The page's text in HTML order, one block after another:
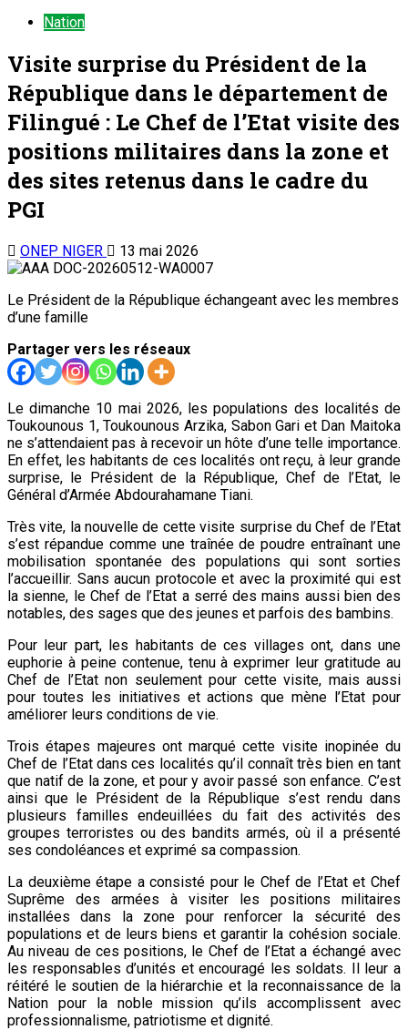
Nation
Visite surprise du Président de la
République dans le département de
Filingué : Le Chef de l’Etat visite des
positions militaires dans la zone et
des sites retenus dans le cadre du
PGI
ONEP NIGER 13 mai 2026
Le Président de la République échangeant avec les membres
d’une famille
Partager vers les réseaux
Le dimanche 10 mai 2026, les populations des localités de
Toukounous 1, Toukounous Arzika, Sabon Gari et Dan Maitoka
ne s’attendaient pas à recevoir un hôte d’une telle importance.
En effet, les habitants de ces localités ont reçu, à leur grande
surprise, le Président de la République, Chef de l’Etat, le
Général d’Armée Abdourahamane Tiani.
Très vite, la nouvelle de cette visite surprise du Chef de l’Etat
s’est répandue comme une traînée de poudre entraînant une
mobilisation spontanée des populations qui sont sorties
l’accueillir. Sans aucun protocole et avec la proximité qui est
la sienne, le Chef de l’Etat a serré des mains aussi bien des
notables, des sages que des jeunes et parfois des bambins.
Pour leur part, les habitants de ces villages ont, dans une
euphorie à peine contenue, tenu à exprimer leur gratitude au
Chef de l’Etat non seulement pour cette visite, mais aussi
pour toutes les initiatives et actions que mène l’Etat pour
améliorer leurs conditions de vie.
Trois étapes majeures ont marqué cette visite inopinée du
Chef de l’Etat dans ces localités qu’il connaît très bien en tant
que natif de la zone, et pour y avoir passé son enfance. C’est
ainsi que le Président de la République s’est rendu dans
plusieurs familles endeuillées du fait des activités des
groupes terroristes ou des bandits armés, où il a présenté
ses condoléances et exprimé sa compassion.
La deuxième étape a consisté pour le Chef de l’Etat et Chef
Suprême des armées à visiter les positions militaires
installées dans la zone pour renforcer la sécurité des
populations et de leurs biens et garantir la cohésion sociale.
Au niveau de ces positions, le Chef de l’Etat a échangé avec
les responsables d’unités et encouragé les soldats. Il leur a
réitéré le soutien de la hiérarchie et la reconnaissance de la
Nation pour la noble mission qu’ils accomplissent avec
professionnalisme, patriotisme et dignité.